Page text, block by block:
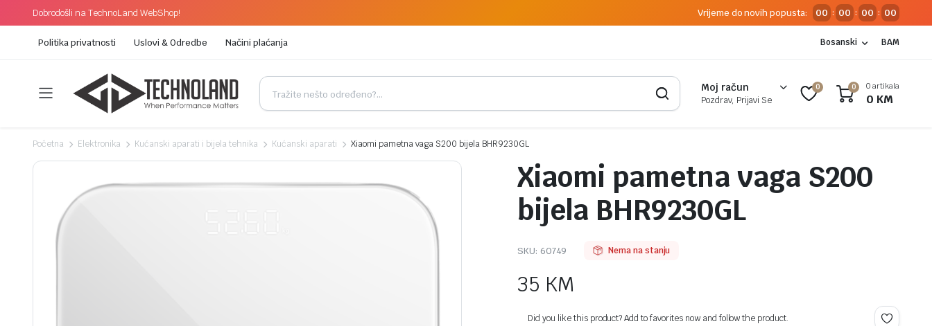
Dobrodošli na TechnoLand WebShop! Vrijeme do novih popusta: 00 : 00 : 00 : 00
Politika privatnosti Uslovi & Odredbe Načini plaćanja Bosanski BAM
Moj račun
Pozdrav, Prijavi Se
0 0 0 artikala
0 KM
Početna Elektronika Kućanski aparati i bijela tehnika Kućanski aparati Xiaomi pametna vaga S200 bijela BHR9230GL
Xiaomi pametna vaga S200
bijela BHR9230GL
SKU: 60749 Nema na stanju
35 KM
Did you like this product? Add to favorites now and follow the product.